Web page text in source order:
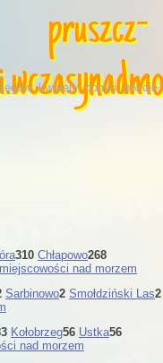
pruszcz-
.
kwatery, domki, pokoje,
310 Chłapowo268
nad morzem
Sarbinowo2 Smołdziński Las2
Kołobrzeg56 Ustka56
nad morzem